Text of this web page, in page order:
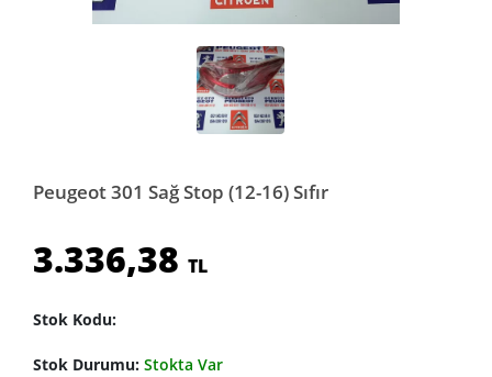
Peugeot 301 Sağ Stop (12-16) Sıfır
3.336,38 TL
Stok Kodu:
Stok Durumu: Stokta Var